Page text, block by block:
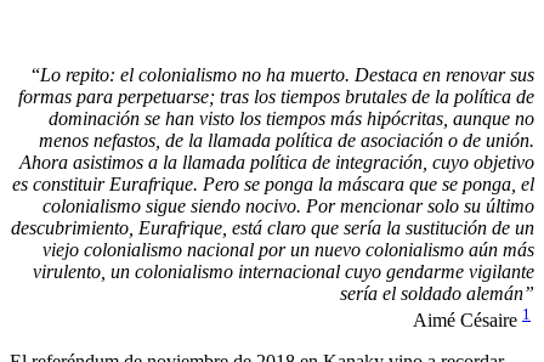
“Lo repito: el colonialismo no ha muerto. Destaca en renovar sus
formas para perpetuarse; tras los tiempos brutales de la política de
dominación se han visto los tiempos más hipócritas, aunque no
menos nefastos, de la llamada política de asociación o de unión.
Ahora asistimos a la llamada política de integración, cuyo objetivo
es constituir Eurafrique. Pero se ponga la máscara que se ponga, el
colonialismo sigue siendo nocivo. Por mencionar solo su último
descubrimiento, Eurafrique, está claro que sería la sustitución de un
viejo colonialismo nacional por un nuevo colonialismo aún más
virulento, un colonialismo internacional cuyo gendarme vigilante
sería el soldado alemán”
Aimé Césaire 1